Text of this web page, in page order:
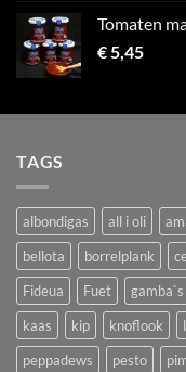
Tomaten
€5,45
TAGS
albondigas all i oli
bellota
borrelplank
Fideua
Fuet gamba`s
kaas
kip knoflook
peppadews
pesto